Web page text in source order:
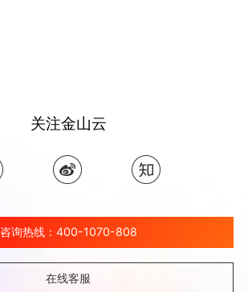
关注金山云
咨询热线：400-1070-808
在线客服